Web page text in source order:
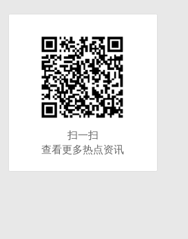
扫一扫
查看更多热点资讯
扫一扫
查看更多热点资讯